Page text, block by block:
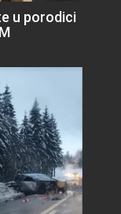
u porodici